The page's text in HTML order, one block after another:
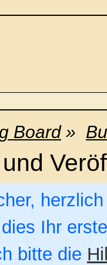
Board»
Ihr
bitte die